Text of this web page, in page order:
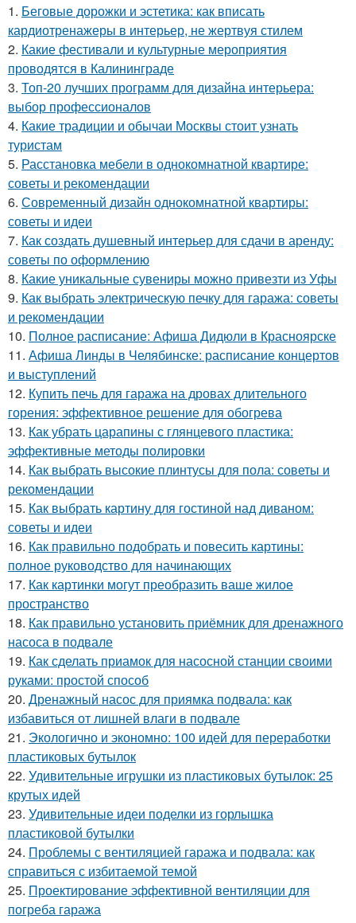
1. Беговые дорожки и эстетика: как вписать
кардиотренажеры в интерьер, не жертвуя стилем
2. Какие фестивали и культурные мероприятия
проводятся в Калининграде
3. Топ-20 лучших программ для дизайна интерьера:
выбор профессионалов
4. Какие традиции и обычаи Москвы стоит узнать
туристам
5. Расстановка мебели в однокомнатной квартире:
советы и рекомендации
6. Современный дизайн однокомнатной квартиры:
советы и идеи
7. Как создать душевный интерьер для сдачи в аренду:
советы по оформлению
8. Какие уникальные сувениры можно привезти из Уфы
9. Как выбрать электрическую печку для гаража: советы
и рекомендации
10. Полное расписание: Афиша Дидюли в Красноярске
11. Афиша Линды в Челябинске: расписание концертов
и выступлений
12. Купить печь для гаража на дровах длительного
горения: эффективное решение для обогрева
13. Как убрать царапины с глянцевого пластика:
эффективные методы полировки
14. Как выбрать высокие плинтусы для пола: советы и
рекомендации
15. Как выбрать картину для гостиной над диваном:
советы и идеи
16. Как правильно подобрать и повесить картины:
полное руководство для начинающих
17. Как картинки могут преобразить ваше жилое
пространство
18. Как правильно установить приёмник для дренажного
насоса в подвале
19. Как сделать приамок для насосной станции своими
руками: простой способ
20. Дренажный насос для приямка подвала: как
избавиться от лишней влаги в подвале
21. Экологично и экономно: 100 идей для переработки
пластиковых бутылок
22. Удивительные игрушки из пластиковых бутылок: 25
крутых идей
23. Удивительные идеи поделки из горлышка
пластиковой бутылки
24. Проблемы с вентиляцией гаража и подвала: как
справиться с избитаемой темой
25. Проектирование эффективной вентиляции для
погреба гаража